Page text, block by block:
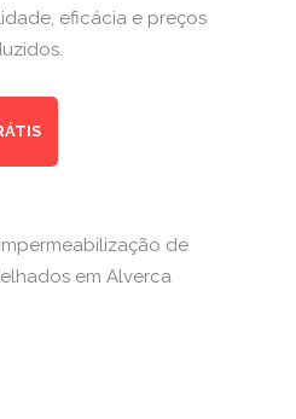
eficácia e preços